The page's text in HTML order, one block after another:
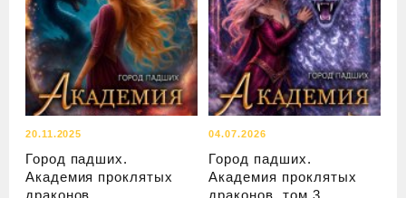
20.11.2025
Город падших.
Академия проклятых
драконов
04.07.2026
Город падших.
Академия проклятых
драконов. том 3